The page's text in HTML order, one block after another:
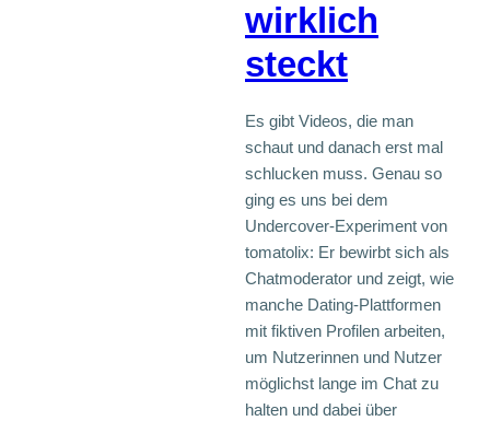
wirklich
steckt
Es gibt Videos, die man
schaut und danach erst mal
schlucken muss. Genau so
ging es uns bei dem
Undercover-Experiment von
tomatolix: Er bewirbt sich als
Chatmoderator und zeigt, wie
manche Dating-Plattformen
mit fiktiven Profilen arbeiten,
um Nutzerinnen und Nutzer
möglichst lange im Chat zu
halten und dabei über